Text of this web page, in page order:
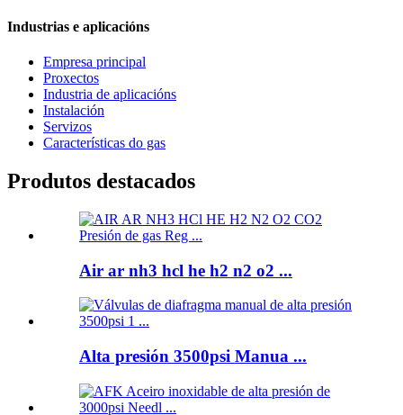
Industrias e aplicacións
Empresa principal
Proxectos
Industria de aplicacións
Instalación
Servizos
Características do gas
Produtos destacados
Air ar nh3 hcl he h2 n2 o2 ...
Alta presión 3500psi Manua ...